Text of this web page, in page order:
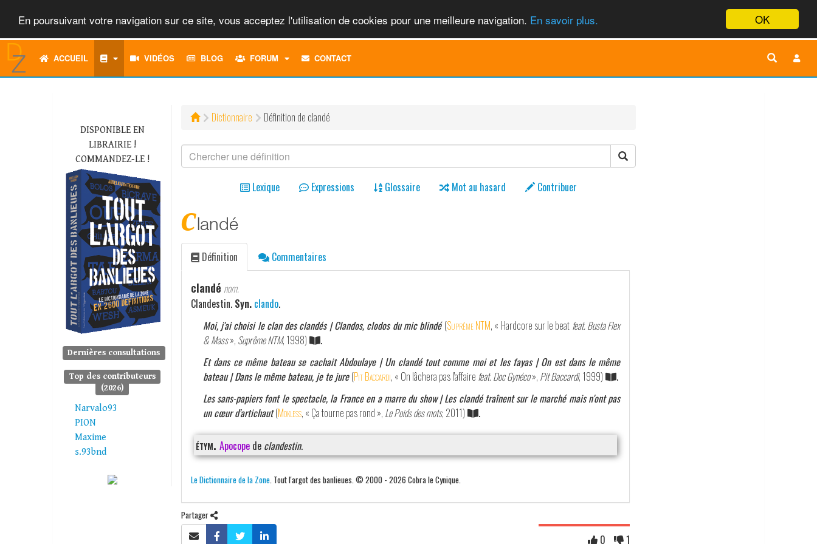
OK
En poursuivant votre navigation sur ce site, vous acceptez l'utilisation de cookies pour une meilleure navigation. En savoir plus.
ACCUEIL VIDÉOS BLOG FORUM
TOGGLECONTACT
DISPONIBLE EN
LIBRAIRIE !
COMMANDEZ-LE !
Dernières consultations
Top des contributeurs
(2026)
Narvalo93
PION
Maxime
s.93bnd
Dictionnaire Définition de clandé
Lexique Expressions Glossaire Mot au hasard Contribuer
clandé
Définition Commentaires
clandé nom.
Clandestin. Syn. clando.
Moi, j'ai choisi le clan des clandés | Clandos, clodos du mic blindé (Suprême NTM, « Hardcore sur le beat feat. Busta Flex
& Mass», Suprême NTM, 1998)
.
Et dans ce même bateau se cachait Abdoulaye | Un clandé tout comme moi et les fayas | On est dans le même
bateau | Dans le même bateau, je te jure (Pit Baccardi, « On lâchera pas l'affaire feat. Doc Gynéco», Pit Baccardi, 1999)
.
Les sans-papiers font le spectacle, la France en a marre du show | Les clandé traînent sur le marché mais n'ont pas
un cœur d'artichaut (Mokless, « Ça tourne pas rond », Le Poids des mots, 2011) .
étym. Apocopede clandestin.
Le Dictionnaire de la Zone. Tout l'argot des banlieues. © 2000 - 2026 Cobra le Cynique.
Partager
0 1